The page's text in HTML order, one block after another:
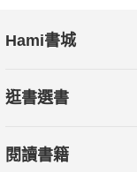
Hami書城
逛書選書
閱讀書籍